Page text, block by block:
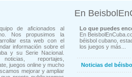
de aficionados al
Nos propusimos la
esta web con el
información sobre el
y su Serie Nacional.
reportajes,
juegos online y mucho
mejorar y ampliar
En
Lo que puedes
En
béisbol cubano,
los juegos y más...
Noticias del